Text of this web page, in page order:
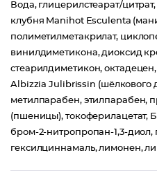
Вода, глицерилстеарат/
клубня Manihot Esculenta
полиметилметакрилат,
винилдиметикона, диоксид
стеарилдиметикон,
Albizzia Julibrissin (шёлкового
метилпарабен, этилпарабен,
(пшеницы), токоферилацетат,
бром-2-нитропропан-1,3-диол,
гексилциннамаль, лимонен,